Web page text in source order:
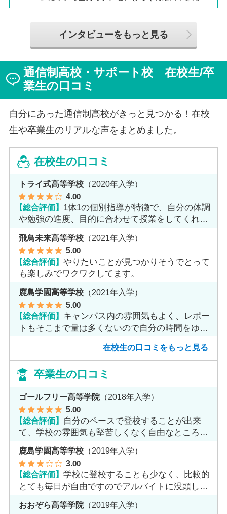
は、全日制高校での生活の中で体調を崩し、12月に第一
トやスクーリングをこなしながら、自分らしく過ごせる
ようになった2か月を振り返ってお話いただきました。
「通信制高校は家で一人で勉強するもの」というイメー
ジを持っていた田中さんですが、キャンパスでフェロー
（先生）や仲間に囲まれる中で、その不安は希望へと変
わったと言います。
インタビューをもっと見る
通信制高校・サポート校 在校生/卒
業生の口コミ
自分にあった通信制高校がきっと見つかる！在校
生や卒業生のリアルな声をまとめました。
在校生の口コミ
トライ式高等学校 （2020年入学）
4.00
【総合評価】 1体1の個別指導が特徴で、自分の体調
や勉強の進度、目的に合わせて授業をしてくれま
飛鳥未来高等学校 （2021年入学）
5.00
【総合評価】やりたいことが見つかりそうでとって
も楽しみでワクワクしてます。
鹿島学園高等学校 （2021年入学）
5.00
【総合評価】 キャンパス内の雰囲気もよく、レポー
トもそこまで量は多くないので自分の時間をゆっ
在校生の口コミをもっと見る
卒業生の口コミ
ゴールフリー高等学院（2018年入学）
5.00
【総合評価】 自分のペースで登校することが出来
て、学校の雰囲気も堅苦しくなく自由なところが
鹿島学園高等学校 （2019年入学）
3.00
【総合評価】学校に登校することも少なく、比較的
とても毎日が自由ですのでアルバイトに没頭して
おおぞら高等学院（2019年入学）